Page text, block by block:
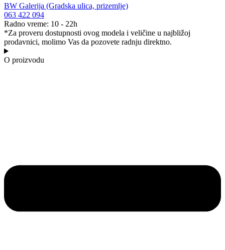
BW Galerija (Gradska ulica, prizemlje)
063 422 094
Radno vreme: 10 - 22h
*Za proveru dostupnosti ovog modela i veličine u najbližoj
prodavnici, molimo Vas da pozovete radnju direktno.
O proizvodu